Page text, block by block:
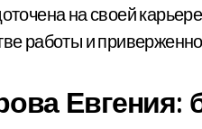
на своей
работы и